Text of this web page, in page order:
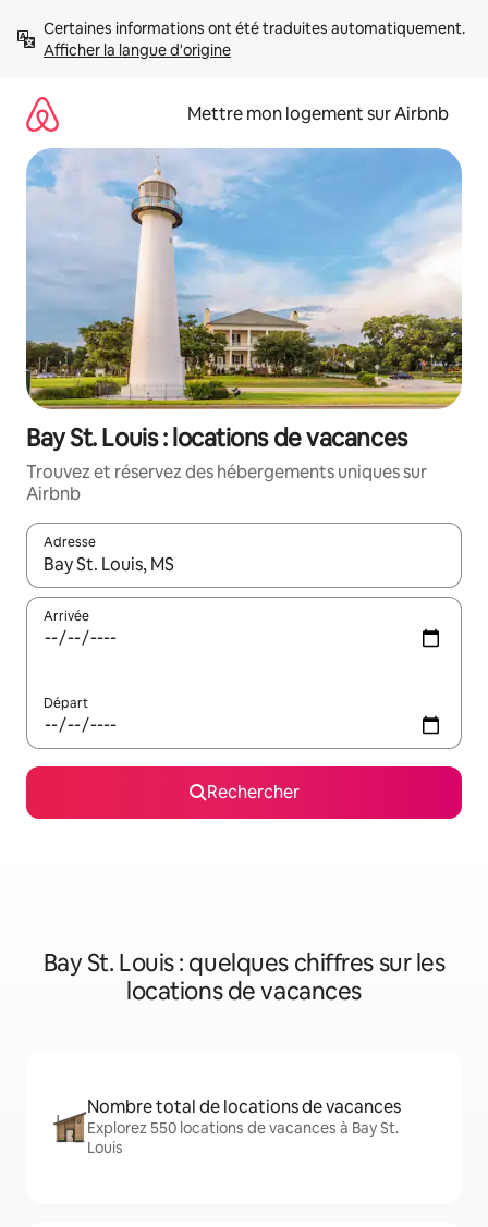
directement
Afficher la langue d'origine
Mettre mon logement sur Airbnb
Bay St. Louis : locations de vacances
Trouvez et réservez des hébergements uniques sur
Airbnb
Adresse
Lorsque les résultats s'affichent, utilisez les flèches vers le
Arrivée
Départ
Rechercher
Bay St. Louis : quelques chiffres sur les
locations de vacances
Nombre total de locations de vacances
Explorez 550 locations de vacances à Bay St.
Louis